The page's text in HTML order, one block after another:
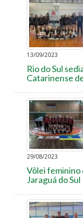
13/09/2023
Rio do Sul
Catarinense
29/08/2023
Vôlei feminino
Jaraguá do Sul